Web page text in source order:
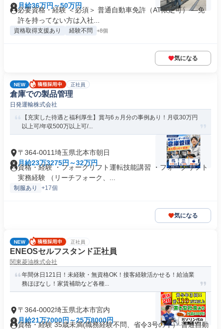
月給36万円～50万円
必要資格・経験 ＜必須＞ 普通自動車免許（AT限定可） ―免
許を持ってない方は入社...
資格取得支援あり 経験不問 +8個
気になる
NEW 正社員
倉庫での製品管理
日発運輸株式会社
【充実した待遇と福利厚生】賞与6ヵ月分の事例あり！月収30万円
以上可/年収500万以上可/...
〒364-0011埼玉県北本市朝日
月給23万3275円～32万円
資格・経験 ・フォークリフト運転技能講習 ・フォークリフト
実務経験 （リーチフォーク、...
制服あり +17個
気になる
NEW 正社員
ENEOSセルフスタンド正社員
関東菱油株式会社
年間休日121日！未経験・無資格OK！接客経験活かせる！給油業
務ほぼなし！家賃補助など各種...
〒364-0002埼玉県北本市宮内
月給21万7000円～25万8000円
資格・経験 35歳未満(職務経験不問、省令3号のイ） 普通自動